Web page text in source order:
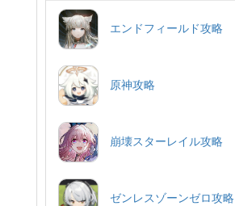
エンドフィールド攻略
原神攻略
崩壊スターレイル攻略
ゼンレスゾーンゼロ攻略